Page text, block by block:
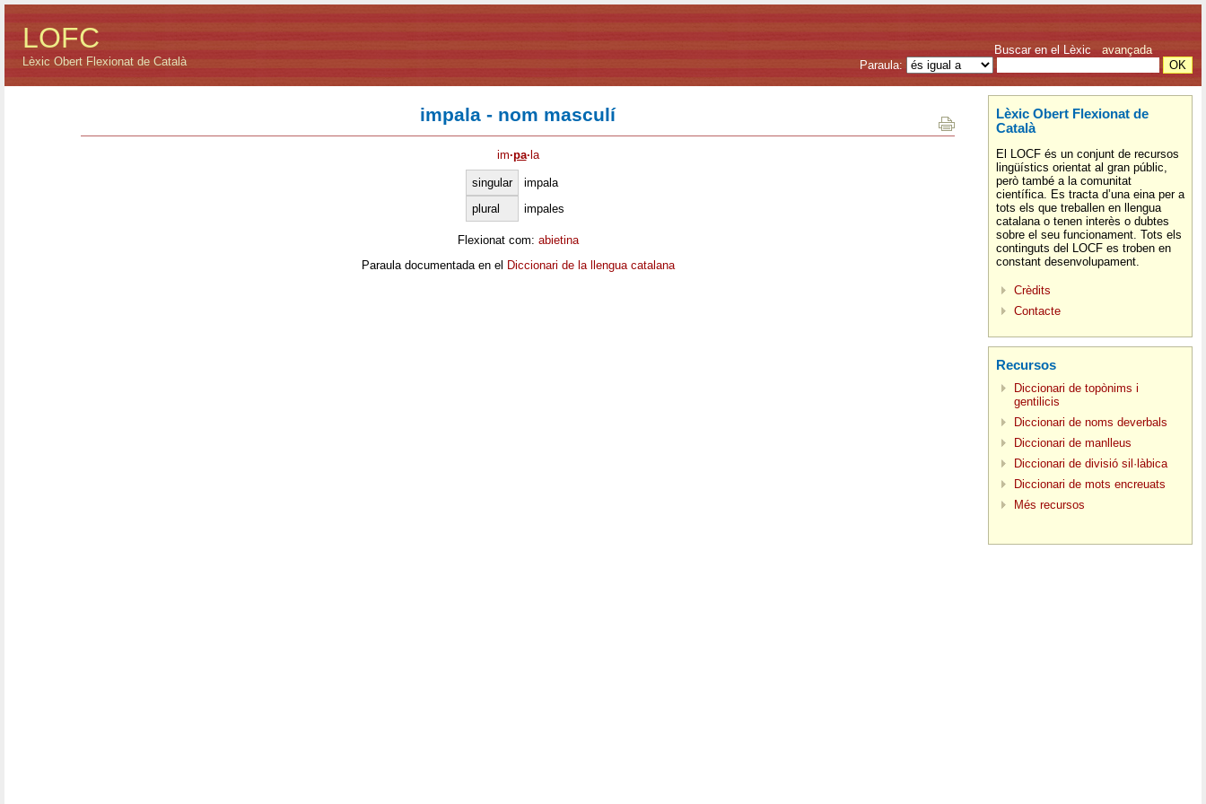
LOFC
Lèxic Obert Flexionat de Català
Buscar en el Lèxic avançada
Paraula:
impala - nom masculí
im·pa· la
singular
impala
plural
impales
Flexionat com: abietina
Paraula documentada en el Diccionari de la llengua catalana
Lèxic Obert Flexionat de
Català
El LOCF és un conjunt de recursos
lingüístics orientat al gran públic,
però també a la comunitat
científica. Es tracta d’una eina per a
tots els que treballen en llengua
catalana o tenen interès o dubtes
sobre el seu funcionament. Tots els
continguts del LOCF es troben en
constant desenvolupament.
Crèdits
Contacte
Recursos
Diccionari de topònims i
gentilicis
Diccionari de noms deverbals
Diccionari de manlleus
Diccionari de divisió sil·làbica
Diccionari de mots encreuats
Més recursos